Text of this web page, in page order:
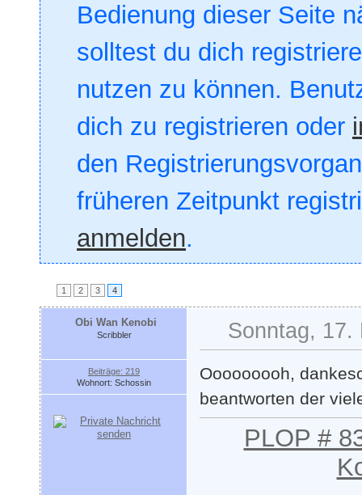
Bedienung dieser Seite
solltest du dich
nutzen zu können.
dich zu registrieren oder
den
früheren Zeitpunkt
anmelden.
1 2 3 4
Obi Wan Kenobi
Scribbler
Beiträge: 219
Wohnort: Schossin
Sonntag, 17.
Ooooooooh,
beantworten der
PLOP #